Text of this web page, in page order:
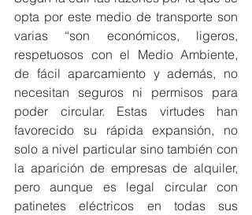
opta por este medio de transporte son
varias “son económicos, ligeros,
respetuosos con el Medio Ambiente,
de fácil aparcamiento y además, no
necesitan seguros ni permisos para
poder circular. Estas virtudes han
favorecido su rápida expansión, no
solo a nivel particular sino también con
la aparición de empresas de alquiler,
pero aunque es legal circular con
patinetes eléctricos en todas sus